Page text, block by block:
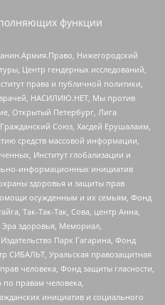
функции
Нижегородский
Центр гендерных исследований,
права и публичной политики,
НАСИЛИЮ.НЕТ, Мы против
Открытый Петербург, Лига
Союз, Хасдей Ерушалаим,
средств массовой информации,
Институт глобализации и
информационных инициатив
здоровья и защиты прав
осужденным и их семьям, Фонд
Так-Так-Так, Сова, центр Анна,
Эра здоровья, Мемориал,
Парк Гагарина, Фонд
СИБАЛЬТ, Уральская правозащитная
человека, Фонд защиты гласности,
по правам человека,
инициатив и социального